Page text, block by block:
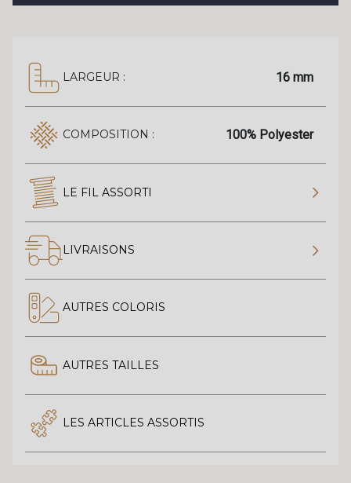
LARGEUR : 16 mm
COMPOSITION : 100% Polyester
LE FIL ASSORTI
LIVRAISONS
AUTRES COLORIS
AUTRES TAILLES
LES ARTICLES ASSORTIS